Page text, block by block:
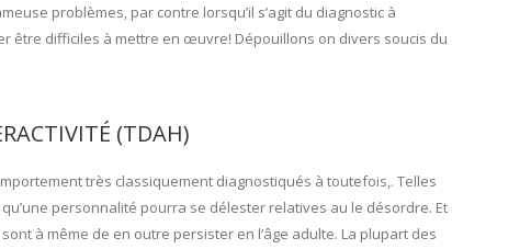
problèmes, par contre lorsqu’il s’agit du diagnostic à
être difficiles à mettre en œuvre! Dépouillons on divers soucis du
(TDAH)
très classiquement diagnostiqués à toutefois,. Telles
personnalité pourra se délester relatives au le désordre. Et
à même de en outre persister en l’âge adulte. La plupart des